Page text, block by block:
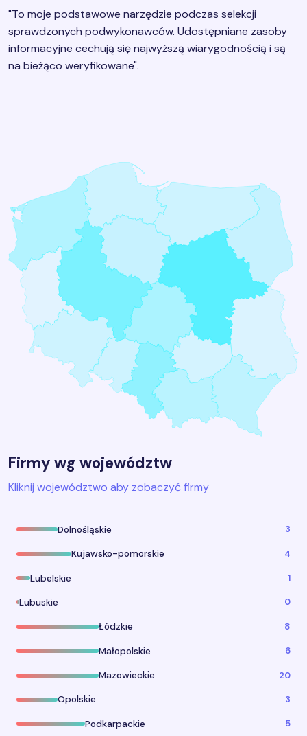
"To moje podstawowe narzędzie podczas selekcji
sprawdzonych podwykonawców. Udostępniane zasoby
informacyjne cechują się najwyższą wiarygodnością i są
na bieżąco weryfikowane".
Firmy wg województw
Kliknij województwo aby zobaczyć firmy
Dolnośląskie 3
Kujawsko-pomorskie 4
Lubelskie 1
Lubuskie 0
Łódzkie 8
Małopolskie 6
Mazowieckie 20
Opolskie 3
Podkarpackie 5